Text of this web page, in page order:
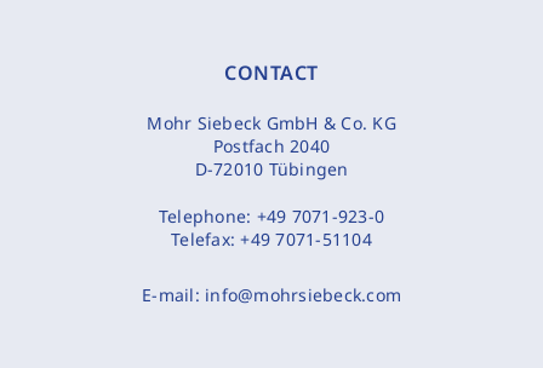
CONTACT
Mohr Siebeck GmbH & Co. KG
Postfach 2040
D-72010 Tübingen
Telephone: +49 7071-923-0
Telefax:+49 7071-51104
E-mail: info@mohrsiebeck.com